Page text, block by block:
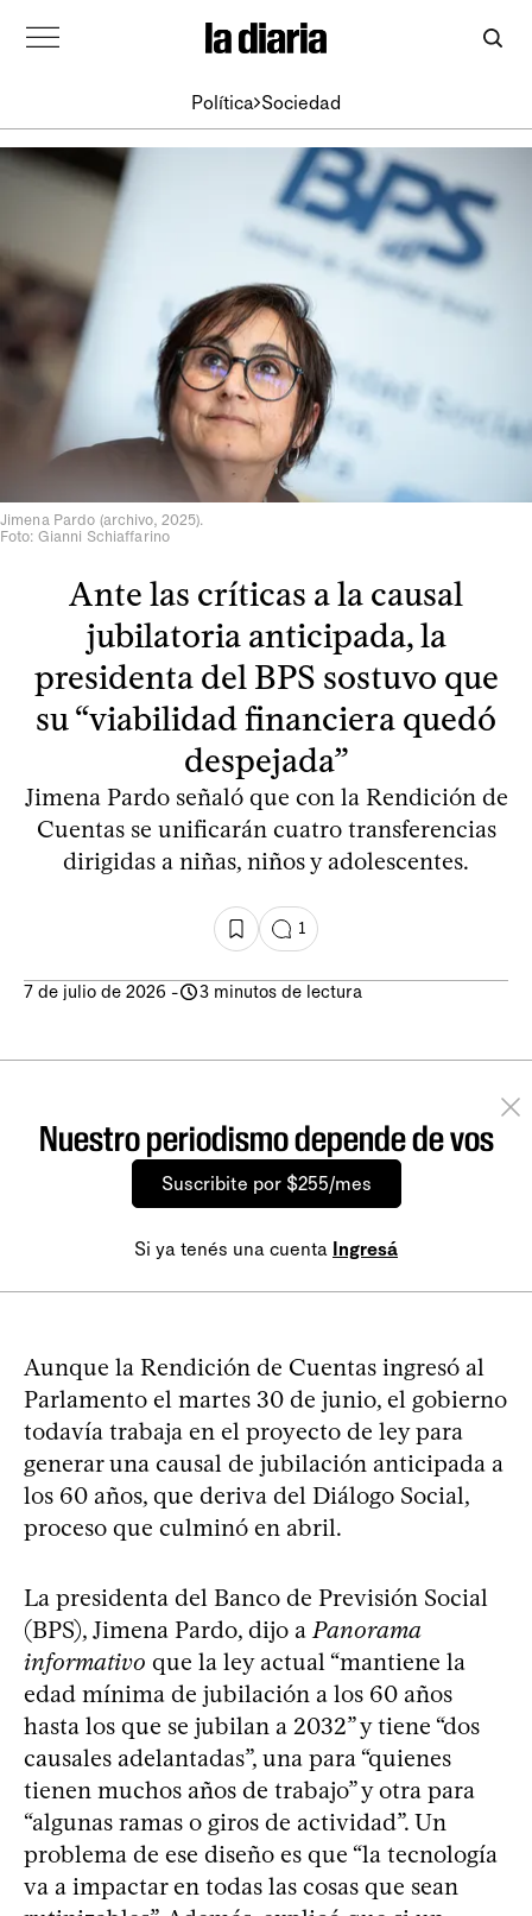
Política Sociedad
Jimena Pardo (archivo, 2025).
Foto: Gianni Schiaffarino
Ante las críticas a la causal
jubilatoria anticipada, la
presidenta del BPS sostuvo que
su “viabilidad financiera quedó
despejada”
Jimena Pardo señaló que con la Rendición de
Cuentas se unificarán cuatro transferencias
dirigidas a niñas, niños y adolescentes.
1
7 de julio de 2026 - 3 minutos de lectura
Nuestro periodismo depende de vos
Suscribite por $255/mes
Si ya tenés una cuenta Ingresá
Aunque la Rendición de Cuentas ingresó al
Parlamento el martes 30 de junio, el gobierno
todavía trabaja en el proyecto de ley para
generar una causal de jubilación anticipada a
los 60 años, que deriva del Diálogo Social,
proceso que culminó en abril.
La presidenta del Banco de Previsión Social
(BPS), Jimena Pardo, dijo a Panorama
informativo que la ley actual “mantiene la
edad mínima de jubilación a los 60 años
hasta los que se jubilan a 2032” y tiene “dos
causales adelantadas”, una para “quienes
tienen muchos años de trabajo” y otra para
“algunas ramas o giros de actividad”. Un
problema de ese diseño es que “la tecnología
va a impactar en todas las cosas que sean